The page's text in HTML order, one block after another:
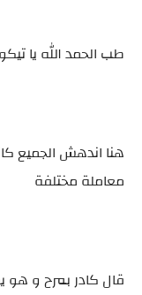
طب الحمد الله يا
هنا اندهش الجميع
معاملة مختلفة
قال كادر بمرح و